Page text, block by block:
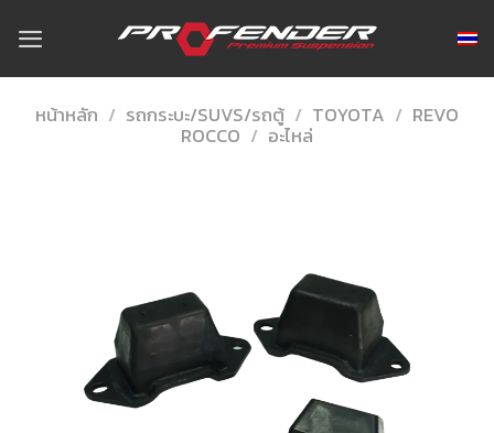
content
หน้าหลัก / รถกระบะ/SUVS/รถตู้ / TOYOTA / REVO
ROCCO / อะไหล่